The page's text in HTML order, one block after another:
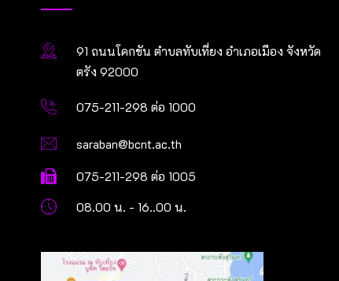
91 ถนนโคกขัน ตำบลทับเที่ยง อำเภอเมือง จังหวัด
ตรัง 92000
075-211-298 ต่อ 1000
saraban@bcnt.ac.th
075-211-298 ต่อ 1005
08.00 น. - 16..00 น.